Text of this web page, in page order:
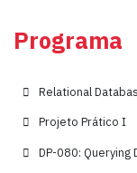
Programa
Relational
Projeto Prático I
DP-080: Querying